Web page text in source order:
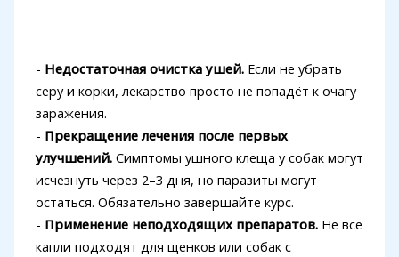
- Недостаточная очистка ушей.Если не убрать
серу и корки, лекарство просто не попадёт к очагу
заражения.
- Прекращение лечения после первых
улучшений.Симптомы ушного клеща у собак могут
исчезнуть через 2–3 дня, но паразиты могут
остаться. Обязательно завершайте курс.
- Применение неподходящих препаратов.Не все
капли подходят для щенков или собак с